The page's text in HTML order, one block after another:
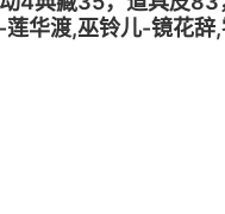
华渡,巫铃儿-镜花